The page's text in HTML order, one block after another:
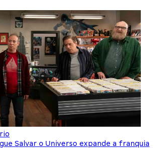
Salvar o Universo expande a franquia